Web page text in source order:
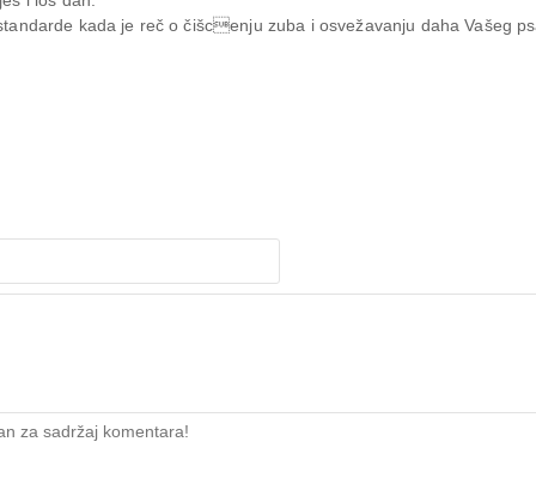
kada je reč o čišcenju zuba i osvežavanju daha Vašeg
za sadržaj komentara!